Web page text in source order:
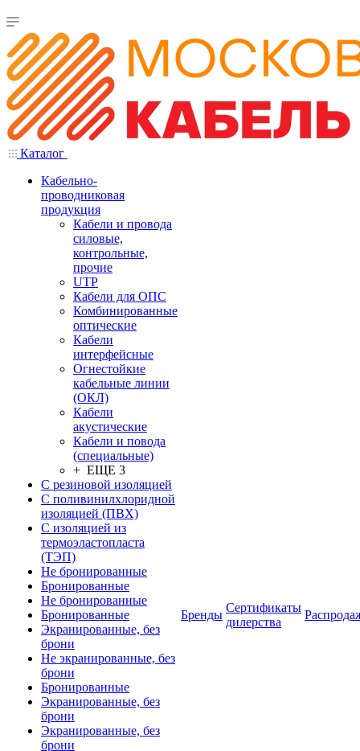
Каталог
Кабельно-
проводниковая
продукция
Кабели и провода
силовые,
контрольные,
прочие
UTP
Кабели для ОПС
Комбинированные
оптические
Кабели
интерфейсные
Огнестойкие
кабельные линии
(ОКЛ)
Кабели
акустические
Кабели и повода
(специальные)
+ ЕЩЕ 3
С резиновой изоляцией
С поливинилхлоридной
изоляцией (ПВХ)
С изоляцией из
термоэластопласта
(ТЭП)
Не бронированные
Бронированные
Не бронированные
Бронированные
Экранированные, без
брони
Не экранированные, без
брони
Бронированные
Экранированные, без
брони
Экранированные, без
брони
Бренды
Сертификаты
дилерства